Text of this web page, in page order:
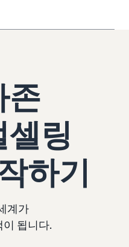
존
셀링
하기
계가
이 됩니다.